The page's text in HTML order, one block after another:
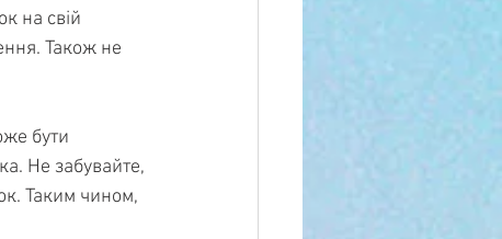
на свій
Також не
бути
Не забувайте,
Таким чином,